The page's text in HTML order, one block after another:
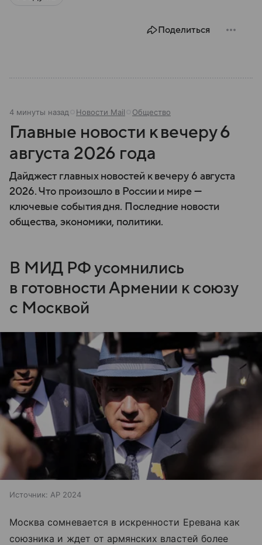
Поделиться
4 минуты назад Новости Mail Общество
Главные новости к вечеру 6
августа 2026 года
Дайджест главных новостей к вечеру 6 августа
2026. Что произошло в России и мире —
ключевые события дня. Последние новости
общества, экономики, политики.
В МИД РФ усомнились
в готовности Армении к союзу
с Москвой
Источник: AP 2024
Москва сомневается в искренности Еревана как
союзника и ждет от армянских властей более